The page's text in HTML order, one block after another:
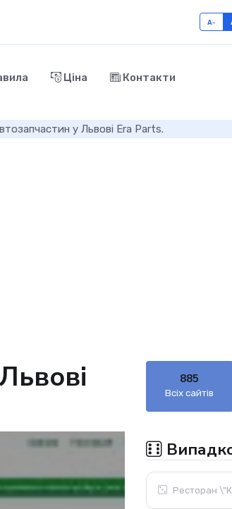
A-
Ціна Контакти
у Львові Era Parts.
885
Всіх сайтів
Ресторан